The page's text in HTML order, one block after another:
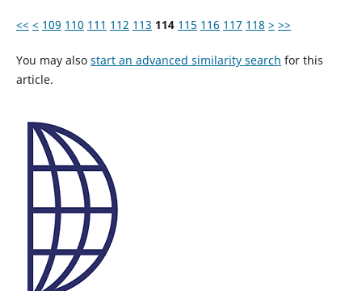
<< < 109 110 111 112 113 114 115 116 117 118 > >>
You may also start an advanced similarity search for this
article.